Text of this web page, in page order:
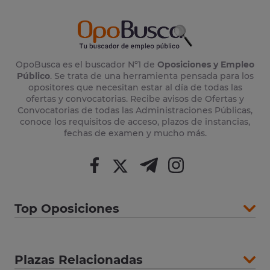
OpoBusca es el buscador Nº1 de Oposiciones y Empleo
Público. Se trata de una herramienta pensada para los
opositores que necesitan estar al día de todas las
ofertas y convocatorias. Recibe avisos de Ofertas y
Convocatorias de todas las Administraciones Públicas,
conoce los requisitos de acceso, plazos de instancias,
fechas de examen y mucho más.
Top Oposiciones
Plazas Relacionadas